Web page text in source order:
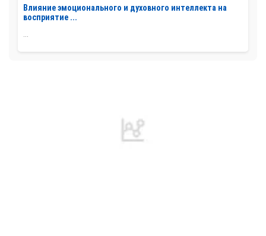
Влияние эмоционального и духовного интеллекта на
восприятие ...